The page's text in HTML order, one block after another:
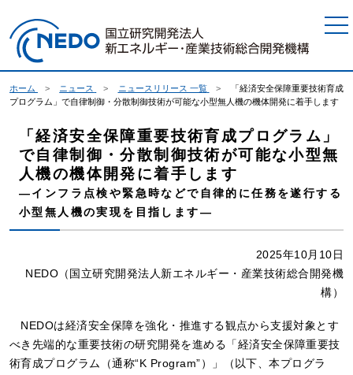
ホーム ニュース ニュースリリース 一覧
「経済安全保障重要技術育成
プログラム」で自律制御・分散制御技術が可能な小型無人機の機体開発に着手します
「経済安全保障重要技術育成プログラム」
で自律制御・分散制御技術が可能な小型無
人機の機体開発に着手します
―インフラ点検や緊急時などで自律的に任務を遂行する
小型無人機の実現を目指します―
2025年10月10日
NEDO（国立研究開発法人新エネルギー・産業技術総合開発機
構）
NEDOは経済安全保障を強化・推進する観点から支援対象とす
べき先端的な重要技術の研究開発を進める「経済安全保障重要技
術育成プログラム（通称“K Program”）」（以下、本プログラ